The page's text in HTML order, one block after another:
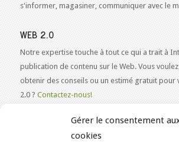
Gérer le consentement
cookies
s'informer, magasiner, communiquer avec le
WEB 2.0
Notre expertise touche à tout ce qui a trait à
publication de contenu sur le Web. Vous
obtenir des conseils ou un estimé gratuit pour
2.0 ? Contactez-nous!